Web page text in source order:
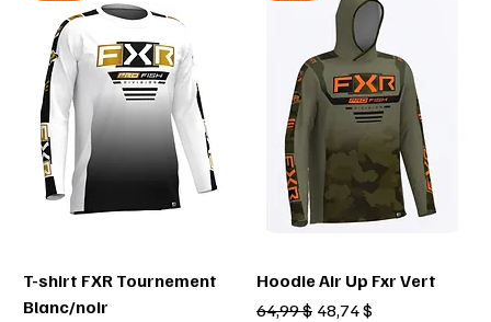
T-shirt FXR Tournement
Blanc/noir
Hoodie Air Up Fxr Vert
Prix original
64,99 $ Prix promotionnel
48,74 $